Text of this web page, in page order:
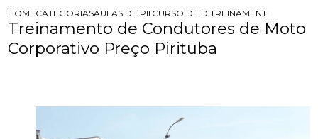
HOMECATEGORIASAULAS DE PILOTAGEM PARA EMPRESAS
CURSO DE DIRECAO DE MOTO PARA
TREINAMENTO DE
Treinamento de Condutores de Moto
Corporativo Preço Pirituba